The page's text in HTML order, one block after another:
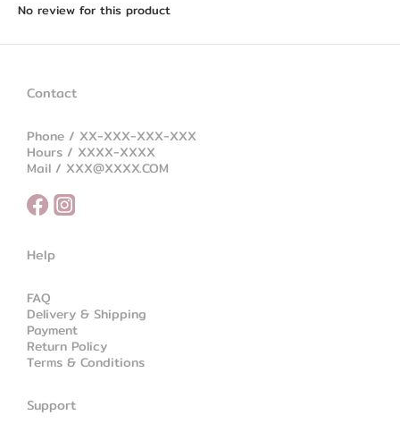
No review for this product
Contact
Phone / XX-XXX-XXX-XXX
Hours / XXXX-XXXX
Mail / XXX@XXXX.COM
Help
FAQ
Delivery & Shipping
Payment
Return Policy
Terms & Conditions
Support